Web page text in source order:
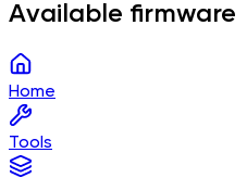
Available firmware
Home
Tools